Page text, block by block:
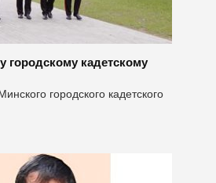
городскому кадетскому
городского кадетского